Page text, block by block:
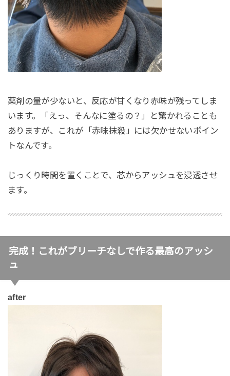
薬剤の量が少ないと、反応が甘くなり赤味が残ってしま
います。「えっ、そんなに塗るの？」と驚かれることも
ありますが、これが「赤味抹殺」には欠かせないポイン
トなんです。
じっくり時間を置くことで、芯からアッシュを浸透させ
ます。
完成！これがブリーチなしで作る最高のアッシ
ュ
after